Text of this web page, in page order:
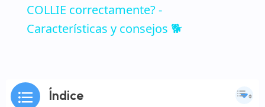
COLLIE correctamente? -
Características y consejos 🐕
Índice